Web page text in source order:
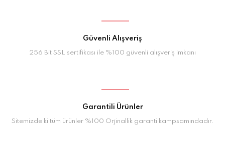
Güvenli Alışveriş
256 Bit SSL sertifikası ile %100 güvenli alışveriş imkanı
Garantili Ürünler
Sitemizde ki tüm ürünler %100 Orjinallik garanti kampsamındadır.